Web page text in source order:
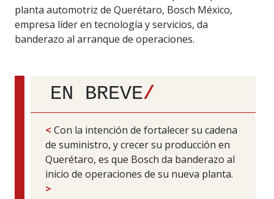
planta automotriz de Querétaro, Bosch México,
empresa líder en tecnología y servicios, da
banderazo al arranque de operaciones.
EN BREVE/
< Con la intención de fortalecer su cadena
de suministro, y crecer su producción en
Querétaro, es que Bosch da banderazo al
inicio de operaciones de su nueva planta.
>